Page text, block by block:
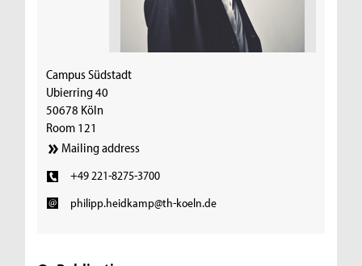
Campus Südstadt
Ubierring 40
50678 Köln
Room 121
Mailing address
+49 221-8275-3700
philipp.heidkamp@th-koeln.de